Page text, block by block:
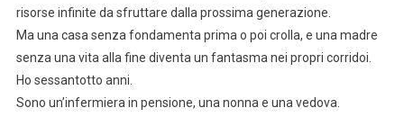
risorse infinite da sfruttare dalla prossima generazione.
Ma una casa senza fondamenta prima o poi crolla, e una madre
senza una vita alla fine diventa un fantasma nei propri corridoi.
Ho sessantotto anni.
Sono un’infermiera in pensione, una nonna e una vedova.